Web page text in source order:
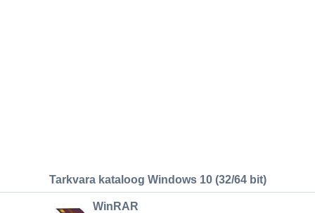
Tarkvara kataloog Windows 10 (32/64 bit)
WinRAR